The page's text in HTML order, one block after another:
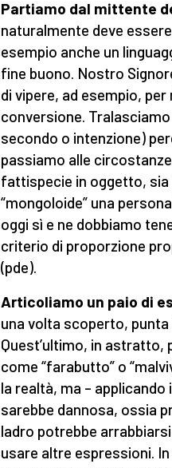
Partiamo dal mittente
naturalmente deve
esempio anche un
fine buono. Nostro
di vipere, ad esempio,
conversione.
secondo o intenzione)
passiamo alle
fattispecie in oggetto, sia
“mongoloide” una
oggi sì e ne dobbiamo
criterio di proporzione
(pde).
Articoliamo un paio di
una volta scoperto,
Quest’ultimo, in
come “farabutto” o
la realtà, ma –
sarebbe dannosa, ossia
ladro potrebbe
usare altre espressioni.